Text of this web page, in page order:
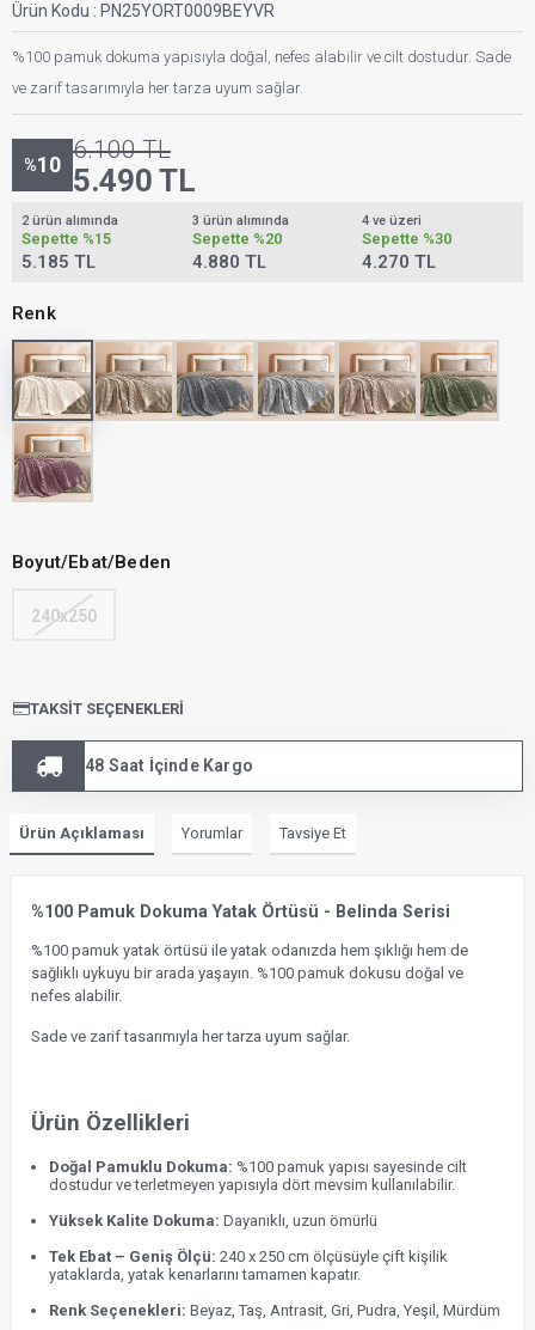
Ürün Kodu : PN25YORT0009BEYVR
%100 pamuk dokuma yapısıyla doğal, nefes alabilir ve cilt dostudur. Sade
ve zarif tasarımıyla her tarza uyum sağlar.
%10
6.100TL
5.490 TL
2 ürün alımında
Sepette %15
5.185 TL
3 ürün alımında
Sepette %20
4.880 TL
4 ve üzeri
Sepette %30
4.270 TL
Renk
Boyut/Ebat/Beden
240x250
TAKSIT SEÇENEKLERI
48 Saat İçinde Kargo
Ürün Açıklaması Yorumlar Tavsiye Et
%100 Pamuk Dokuma Yatak Örtüsü - Belinda Serisi
%100 pamuk yatak örtüsü ile yatak odanızda hem şıklığı hem de
sağlıklı uykuyu bir arada yaşayın. %100 pamuk dokusu doğal ve
nefes alabilir.
Sade ve zarif tasarımıyla her tarza uyum sağlar.
Ürün Özellikleri
Doğal Pamuklu Dokuma: %100 pamuk yapısı sayesinde cilt
dostudur ve terletmeyen yapısıyla dört mevsim kullanılabilir.
Yüksek Kalite Dokuma: Dayanıklı, uzun ömürlü
Tek Ebat – Geniş Ölçü: 240 x 250 cm ölçüsüyle çift kişilik
yataklarda, yatak kenarlarını tamamen kapatır.
Renk Seçenekleri: Beyaz, Taş, Antrasit, Gri, Pudra, Yeşil, Mürdüm